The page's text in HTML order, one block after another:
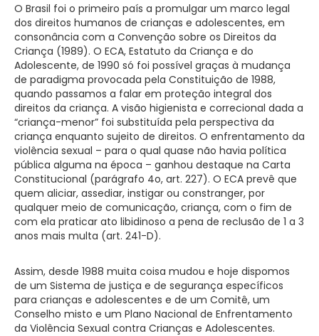
O Brasil foi o primeiro país a promulgar um marco legal
dos direitos humanos de crianças e adolescentes, em
consonância com a Convenção sobre os Direitos da
Criança (1989). O ECA, Estatuto da Criança e do
Adolescente, de 1990 só foi possível graças à mudança
de paradigma provocada pela Constituição de 1988,
quando passamos a falar em proteção integral dos
direitos da criança. A visão higienista e correcional dada a
“criança-menor” foi substituída pela perspectiva da
criança enquanto sujeito de direitos. O enfrentamento da
violência sexual – para o qual quase não havia política
pública alguma na época – ganhou destaque na Carta
Constitucional (parágrafo 4o, art. 227). O ECA prevê que
quem aliciar, assediar, instigar ou constranger, por
qualquer meio de comunicação, criança, com o fim de
com ela praticar ato libidinoso a pena de reclusão de 1 a 3
anos mais multa (art. 241-D).
Assim, desde 1988 muita coisa mudou e hoje dispomos
de um Sistema de justiça e de segurança específicos
para crianças e adolescentes e de um Comitê, um
Conselho misto e um Plano Nacional de Enfrentamento
da Violência Sexual contra Crianças e Adolescentes.